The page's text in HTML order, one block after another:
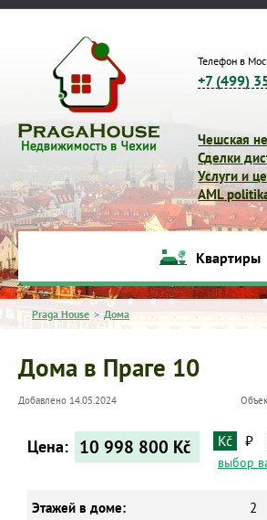
Телефон в
+7 (499)
Чешская
Сделки
Услуги и
AML
Квартиры
Praga House > Дома
Дома в Праге 10
Добавлено 14.05.2024
Цена: 10 998 800 Kč Kč ₽
выбор
Этажей в доме: 2